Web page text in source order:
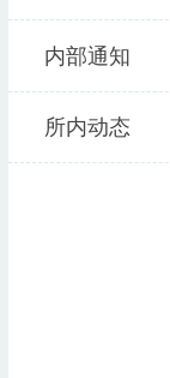
内部通知
所内动态